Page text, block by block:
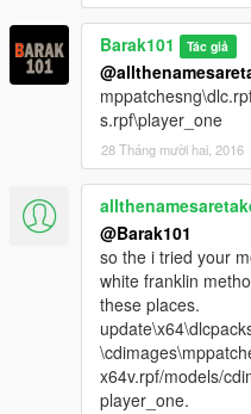
Barak101 Tác giả
s.rpf\player_one
28 Tháng mười hai, 2016
@Barak101
so the i tried your
white franklin
these places.
x64v.rpf/models/
player_one.